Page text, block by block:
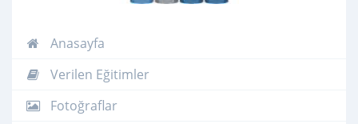
Anasayfa
Verilen Eğitimler
Fotoğraflar